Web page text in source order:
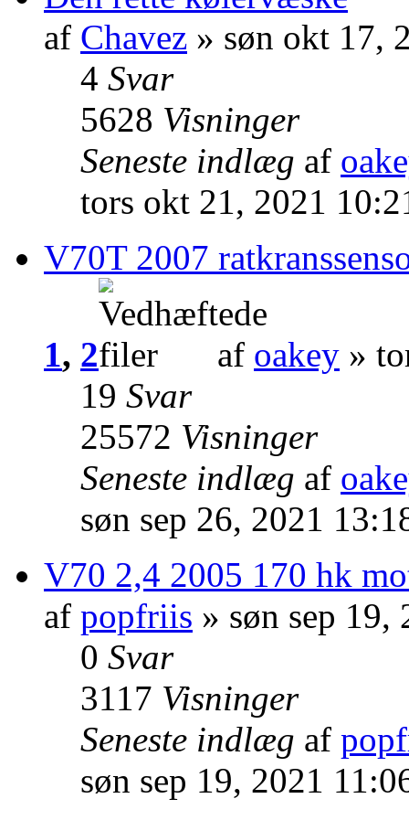
af Chavez » søn okt 17,
4 Svar
5628 Visninger
Seneste indlæg af
tors okt 21, 2021
V70T 2007
1, 2 af oakey »
19 Svar
25572 Visninger
Seneste indlæg af
søn sep 26, 2021
V70 2,4 2005 170 hk
af popfriis » søn sep 19,
0 Svar
3117 Visninger
Seneste indlæg af
søn sep 19, 2021